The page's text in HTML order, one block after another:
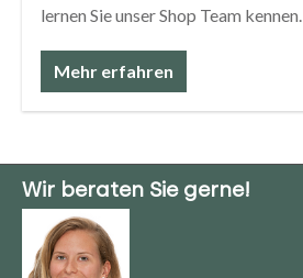
lernen Sie unser Shop Team kennen.
Mehr erfahren
Wir beraten Sie gerne!